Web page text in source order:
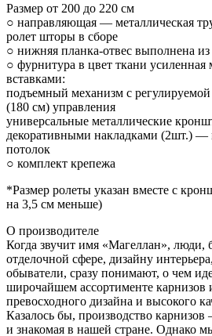
Размер от 200 до 220 см
○ направляющая — металлическая
ролет шторы в сборе
○ нижняя планка-отвес выполнена
○ фурнитура в цвет ткани усиленная
вставками:
подъемный механизм с
(180 см) управления
универсальные металлические
декоративными накладками (2шт.) —
потолок
○ комплект крепежа
*Размер ролеты указан вместе с
на 3,5 см меньше)
О производителе
Когда звучит имя «Магеллан», люди,
отделочной сфере, дизайну
обыватели, сразу понимают, о чем
широчайшем ассортименте карнизов
превосходного дизайна и высокого
Казалось бы, производство
и знакомая в нашей стране. Однако